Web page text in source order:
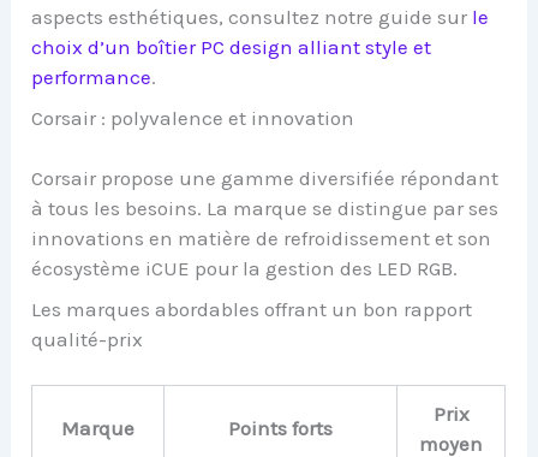
aspects esthétiques, consultez notre guide sur le
choix d’un boîtier PC design alliant style et
performance.
Corsair : polyvalence et innovation
Corsair propose une gamme diversifiée répondant
à tous les besoins. La marque se distingue par ses
innovations en matière de refroidissement et son
écosystème iCUE pour la gestion des LED RGB.
Les marques abordables offrant un bon rapport
qualité-prix
Marque Points forts
Prix
moyen